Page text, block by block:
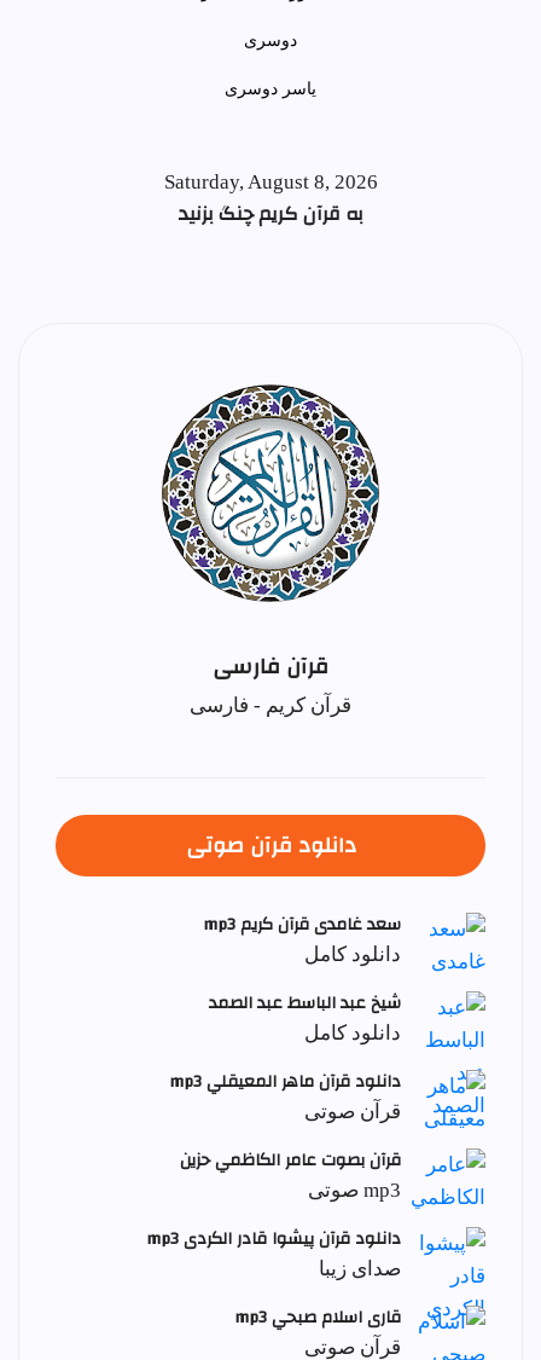
ياسر دوسری
Saturday, August 8, 2026
به قرآن کریم چنگ بزنید
قرآن فارسی
قرآن کریم - فارسی
دانلود قرآن صوتی
سعد غامدی قرآن کریم mp3
دانلود کامل
شيخ عبد الباسط عبد الصمد
دانلود کامل
دانلود قرآن ماهر المعيقلي mp3
قرآن صوتی
قرآن بصوت عامر الكاظمي حزين
mp3 صوتی
دانلود قرآن پیشوا قادر الکردی mp3
صدای زیبا
قاری اسلام صبحي mp3
قرآن صوتی